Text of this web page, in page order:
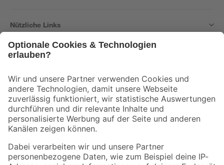
Nützliche Links
Der toom Newsletter: Keine Angebote und Aktionen mehr verpassen!
Zur Newsletter Anmeldung
Folge uns